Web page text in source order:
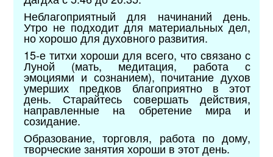
Неблагоприятный для начинаний день.
Утро не подходит для материальных дел,
но хорошо для духовного развития.
15-е титхи хороши для всего, что связано с
Луной (мать, медитация, работа с
эмоциями и сознанием), почитание духов
умерших предков благоприятно в этот
день. Старайтесь совершать действия,
направленные на обретение мира и
созидание.
Образование, торговля, работа по дому,
творческие занятия хороши в этот день.